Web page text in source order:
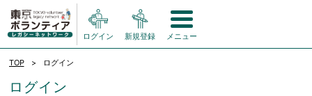
ログイン 新規登録 メニュー
TOP ログイン
ログイン